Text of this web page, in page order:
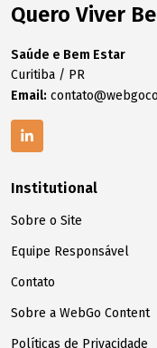
Quero Viver
Saúde e Bem Estar
Curitiba / PR
Email:
Institutional
Sobre o Site
Equipe Responsável
Contato
Sobre a WebGo Content
Políticas de Privacidade